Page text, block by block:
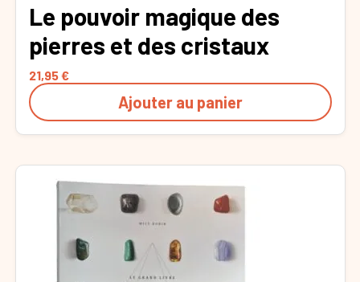
Le pouvoir magique des
pierres et des cristaux
21,95€
Ajouter au panier